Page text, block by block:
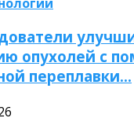
опухолей с
переплавки…